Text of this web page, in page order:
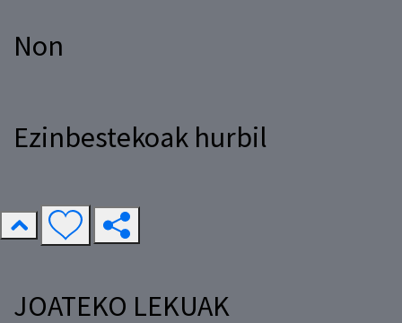
Non
Ezinbestekoak hurbil
JOATEKO LEKUAK